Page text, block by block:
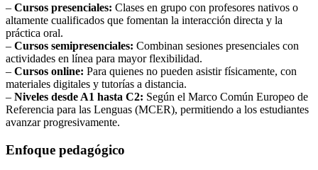
– Cursos presenciales: Clases en grupo con profesores nativos o
altamente cualificados que fomentan la interacción directa y la
práctica oral.
– Cursos semipresenciales: Combinan sesiones presenciales con
actividades en línea para mayor flexibilidad.
– Cursos online: Para quienes no pueden asistir físicamente, con
materiales digitales y tutorías a distancia.
– Niveles desde A1 hasta C2: Según el Marco Común Europeo de
Referencia para las Lenguas (MCER), permitiendo a los estudiantes
avanzar progresivamente.
Enfoque pedagógico